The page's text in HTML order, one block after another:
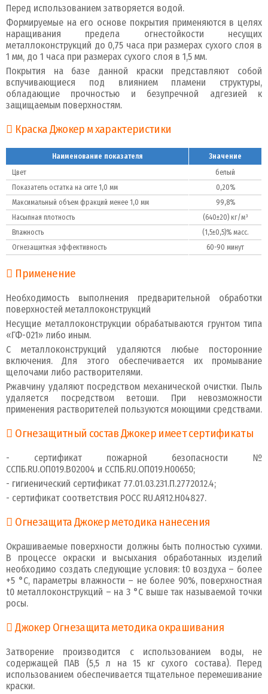
Перед использованием затворяется водой.
Формируемые на его основе покрытия применяются в целях
наращивания предела огнестойкости несущих
металлоконструкций до 0,75 часа при размерах сухого слоя в
1 мм, до 1 часа при размерах сухого слоя в 1,5 мм.
Покрытия на базе данной краски представляют собой
вспучивающиеся под влиянием пламени структуры,
обладающие прочностью и безупречной адгезией к
защищаемым поверхностям.
Краска Джокер м характеристики
Наименование показателя
Значение
Цвет
белый
Показатель остатка на сите 1,0 мм
0,20%
Максимальный объем фракций менее 1,0 мм
99,8%
Насыпная плотность
(640±20) кг/м³
Влажность
(1,5±0,5)% масс.
Огнезащитная эффективность
60-90 минут
Применение
Необходимость выполнения предварительной обработки
поверхностей металлоконструкций
Несущие металлоконструкции обрабатываются грунтом типа
«ГФ-021» либо иным.
С металлоконструкций удаляются любые посторонние
включения. Для этого обеспечивается их промывание
щелочами либо растворителями.
Ржавчину удаляют посредством механической очистки. Пыль
удаляется посредством ветоши. При невозможности
применения растворителей пользуются моющими средствами.
Огнезащитный состав Джокер имеет сертификаты
- сертификат пожарной безопасности №
ССПБ.RU.ОП019.В02004 и ССПБ.RU.ОП019.Н00650;
- гигиенический сертификат 77.01.03.231.П.27720.12.4;
- сертификат соответствия РОСС RU.АЯ12.Н04827.
Огнезащита Джокер методика нанесения
Окрашиваемые поверхности должны быть полностью сухими.
В процессе окраски и высыхания обработанных изделий
необходимо создать следующие условия: t0 воздуха – более
+5 °C, параметры влажности – не более 90%, поверхностная
t0 металлоконструкций – на 3 °C выше так называемой точки
росы.
Джокер Огнезащита методика окрашивания
Затворение производится с использованием воды, не
содержащей ПАВ (5,5 л на 15 кг сухого состава). Перед
использованием обеспечивается тщательное перемешивание
краски.